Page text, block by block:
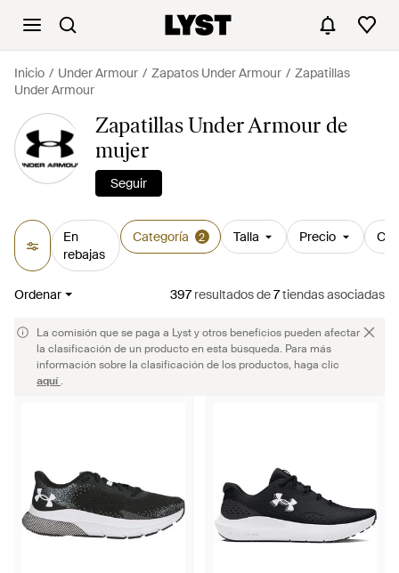
Inicio Under Armour Zapatos Under Armour
Zapatillas
Under Armour
Zapatillas Under Armour de
mujer
Seguir
En
rebajas
Categoría 2 Talla Precio
Ordenar 397resultadosde7tiendas asociadas
La comisión que se paga a Lyst y otros beneficios pueden afectar
la clasificación de un producto en esta búsqueda. Para más
información sobre la clasificación de los productos, haga clic
aquí.